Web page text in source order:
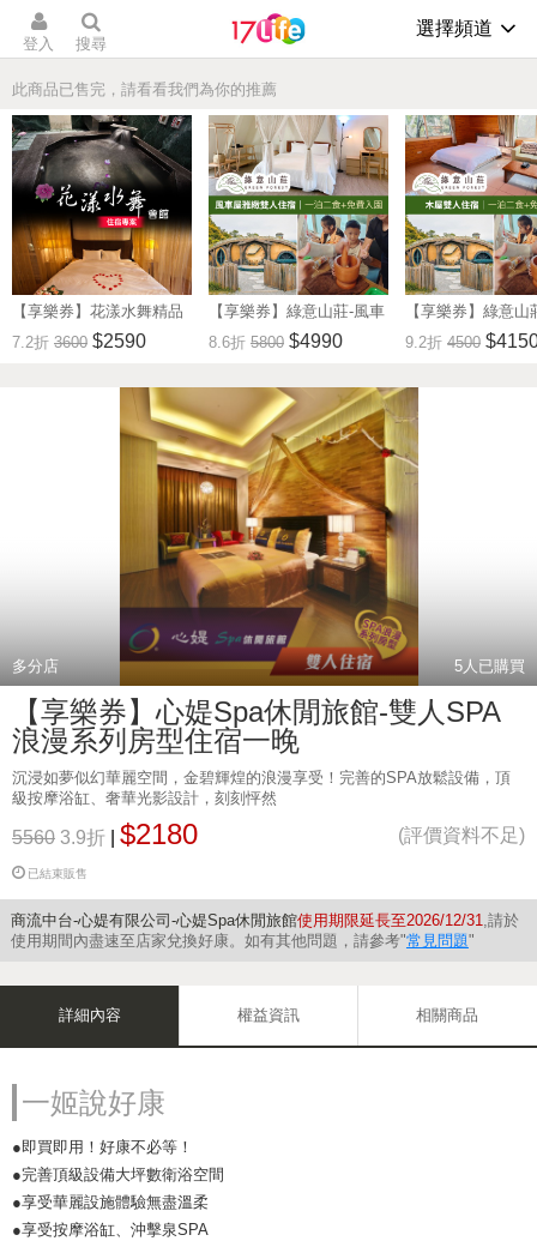
登入 搜尋
選擇頻道
此商品已售完，請看看我們為你的推薦
【享樂券】花漾水舞精品
溫泉會館-尊爵皇家房型住
宿
7.2折 3600 $2590
【享樂券】綠意山莊-風車
屋雅緻雙人住宿券(一泊二
食)
8.6折 5800 $4990
【享樂券】綠意山
雙人住宿券(一泊
9.2折 4500
多分店 5人已購買
【享樂券】心媞Spa休閒旅館-雙人SPA
浪漫系列房型住宿一晚
沉浸如夢似幻華麗空間，金碧輝煌的浪漫享受！完善的SPA放鬆設備，頂
級按摩浴缸、奢華光影設計，刻刻怦然
5560 3.9折 $2180 (評價資料不足)
已結束販售
商流中台-心媞有限公司-心媞Spa休閒旅館使用期限延長至2026/12/31,請於
使用期間內盡速至店家兌換好康。如有其他問題，請參考"常見問題"
詳細內容 權益資訊 相關商品
一姬說好康
●即買即用！好康不必等！
●完善頂級設備大坪數衛浴空間
●享受華麗設施體驗無盡溫柔
●享受按摩浴缸、沖擊泉SPA